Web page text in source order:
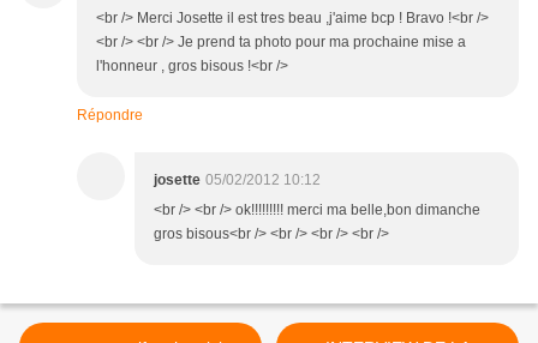
<br /> Merci Josette il est tres beau ,j'aime bcp ! Bravo !<br />
<br /> <br /> Je prend ta photo pour ma prochaine mise a
l'honneur , gros bisous !<br />
Répondre
josette 05/02/2012 10:12
<br /> <br /> ok!!!!!!!!! merci ma belle,bon dimanche
gros bisous<br /> <br /> <br /> <br />